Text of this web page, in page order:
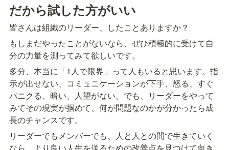
だから試した方がいい
皆さんは組織のリーダー、したことありますか？
もしまだやったことがないなら、ぜひ積極的に受けて自
分の力量を測ってみて欲しいです。
多分、本当に「1人で限界」って人もいると思います。指
示が出せない、コミュニケーションが下手、怒る、すぐ
パニクる、暗い、人望がない。でも、リーダーをやって
みてその現実が掴めて、何が問題なのかが分かったら成
長のチャンスです。
リーダーでもメンバーでも、人と人との間で生きていく
なら、より良い人生を送るための改善点を見つけて向き